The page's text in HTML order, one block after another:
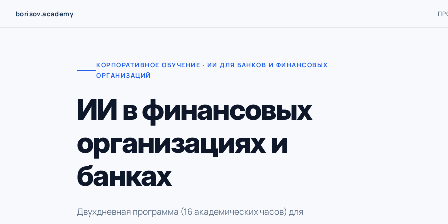
borisov.academy
КОРПОРАТИВНОЕ ОБУЧЕНИЕ · ИИ ДЛЯ БАНКОВ И ФИНАНСОВЫХ
ОРГАНИЗАЦИЙ
ИИ в финансовых
организациях и
банках
Двухдневная программа (16 академических часов) для